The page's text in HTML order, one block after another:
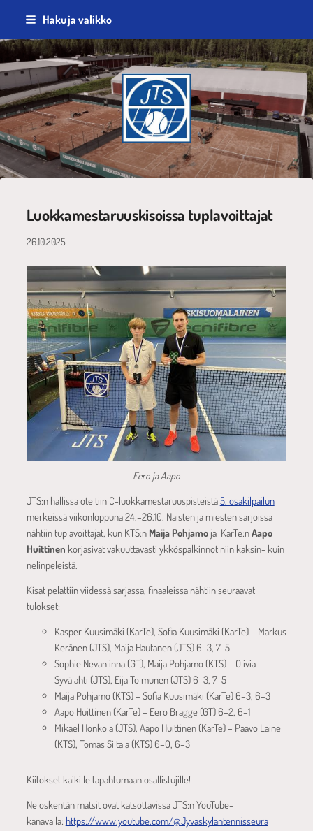
Siirry
sisältöön
Haku ja valikko
Jyväskylän Tennisseura ry
Luokkamestaruuskisoissa tuplavoittajat
26.10.2025
Eero ja Aapo
JTS:n hallissa oteltiin C-luokkamestaruuspisteistä5. osakilpailun
merkeissä viikonloppuna 24.–26.10. Naisten ja miesten sarjoissa
nähtiin tuplavoittajat, kun KTS:n Maija Pohjamoja KarTe:nAapo
Huittinen korjasivat vakuuttavasti ykköspalkinnot niin kaksin- kuin
nelinpeleistä.
Kisat pelattiin viidessä sarjassa, finaaleissa nähtiin seuraavat
tulokset:
Kasper Kuusimäki (KarTe), Sofia Kuusimäki (KarTe) – Markus
Keränen (JTS), Maija Hautanen (JTS) 6–3, 7–5
Sophie Nevanlinna (GT), Maija Pohjamo (KTS) – Olivia
Syvälahti (JTS), Eija Tolmunen (JTS) 6–3, 7–5
Maija Pohjamo (KTS) – Sofia Kuusimäki (KarTe) 6–3, 6–3
Aapo Huittinen (KarTe) – Eero Bragge (GT) 6–2, 6–1
Mikael Honkola (JTS), Aapo Huittinen (KarTe) – Paavo Laine
(KTS), Tomas Siltala (KTS) 6–0, 6–3
Kiitokset kaikille tapahtumaan osallistujille!
Neloskentän matsit ovat katsottavissa JTS:n YouTube-
kanavalla: https://www.youtube.com/@Jyvaskylantennisseura